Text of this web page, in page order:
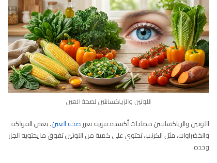
اللوتين والزياكسانثين لصحة العين
اللوتين والزياكسانثين مضادات أكسدة قوية تعززصحة العين. بعض الفواكه
والخضراوات، مثل الكرنب، تحتوي على كمية من اللوتين تفوق ما يحتويه الجزر
وحده.